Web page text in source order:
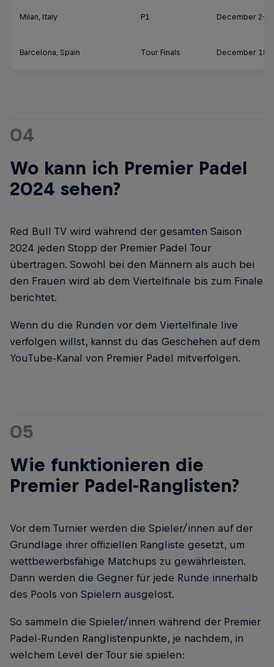
Milan, Italy P1 December 2-8
Barcelona, Spain Tour Finals December 18-
04
Wo kann ich Premier Padel
2024 sehen?
Red Bull TV wird während der gesamten Saison
2024 jeden Stopp der Premier Padel Tour
übertragen. Sowohl bei den Männern als auch bei
den Frauen wird ab dem Viertelfinale bis zum Finale
berichtet.
Wenn du die Runden vor dem Viertelfinale live
verfolgen willst, kannst du das Geschehen auf dem
YouTube-Kanal von Premier Padel mitverfolgen.
05
Wie funktionieren die
Premier Padel-Ranglisten?
Vor dem Turnier werden die Spieler/innen auf der
Grundlage ihrer offiziellen Rangliste gesetzt, um
wettbewerbsfähige Matchups zu gewährleisten.
Dann werden die Gegner für jede Runde innerhalb
des Pools von Spielern ausgelost.
So sammeln die Spieler/innen während der Premier
Padel-Runden Ranglistenpunkte, je nachdem, in
welchem Level der Tour sie spielen: